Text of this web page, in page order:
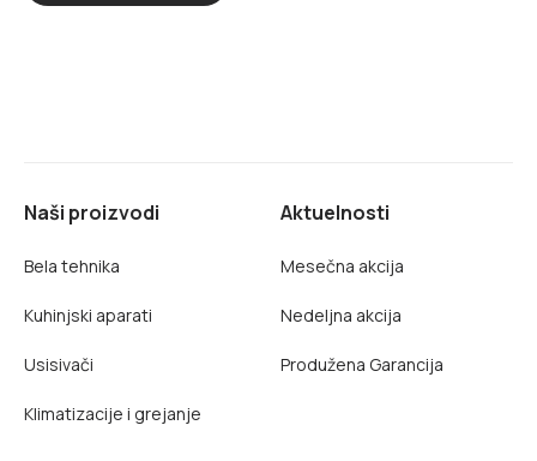
Naši proizvodi
Bela tehnika
Kuhinjski aparati
Usisivači
Klimatizacije i grejanje
Aktuelnosti
Mesečna akcija
Nedeljna akcija
Produžena Garancija